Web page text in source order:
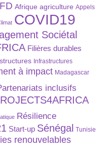
Afrique agriculture Appels
COVID19
Sociétal
Filières durables
Infrastructures
à impact Madagascar
inclusifs
Résilience
Start-up Sénégal Tunisie
renouvelables